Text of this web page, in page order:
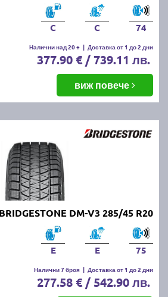
C C 74
Налични над 20 + | Доставка от 1 до 2 дни
377.90 € / 739.11 лв.
виж повече
DM-V3 285/45 R20
E E 75
Налични 7 броя | Доставка от 1 до 2 дни
277.58 € / 542.90 лв.